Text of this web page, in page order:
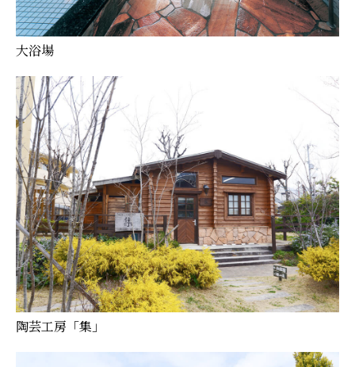
大浴場
陶芸工房「集」